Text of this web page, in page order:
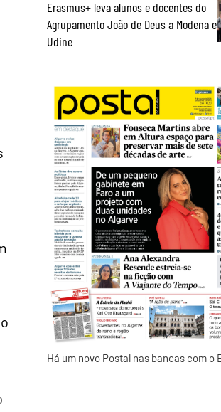
Erasmus+ leva alunos e docentes do
Agrupamento João de Deus a Modena e
Udine
Há um novo Postal nas bancas com o